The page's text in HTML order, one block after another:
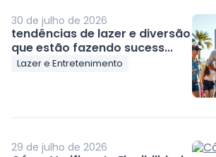
30 de julho de 2026
tendências de lazer e diversão
que estão fazendo sucess...
Lazer e Entretenimento
29 de julho de 2026